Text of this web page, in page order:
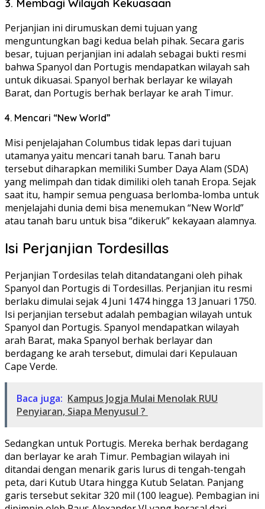
3. Membagi Wilayah Kekuasaan
Perjanjian ini dirumuskan demi tujuan yang
menguntungkan bagi kedua belah pihak. Secara garis
besar, tujuan perjanjian ini adalah sebagai bukti resmi
bahwa Spanyol dan Portugis mendapatkan wilayah sah
untuk dikuasai. Spanyol berhak berlayar ke wilayah
Barat, dan Portugis berhak berlayar ke arah Timur.
4. Mencari “New World”
Misi penjelajahan Columbus tidak lepas dari tujuan
utamanya yaitu mencari tanah baru. Tanah baru
tersebut diharapkan memiliki Sumber Daya Alam (SDA)
yang melimpah dan tidak dimiliki oleh tanah Eropa. Sejak
saat itu, hampir semua penguasa berlomba-lomba untuk
menjelajahi dunia demi bisa menemukan “New World”
atau tanah baru untuk bisa “dikeruk” kekayaan alamnya.
Isi Perjanjian Tordesillas
Perjanjian Tordesilas telah ditandatangani oleh pihak
Spanyol dan Portugis di Tordesillas. Perjanjian itu resmi
berlaku dimulai sejak 4 Juni 1474 hingga 13 Januari 1750.
Isi perjanjian tersebut adalah pembagian wilayah untuk
Spanyol dan Portugis. Spanyol mendapatkan wilayah
arah Barat, maka Spanyol berhak berlayar dan
berdagang ke arah tersebut, dimulai dari Kepulauan
Cape Verde.
Baca juga: Kampus Jogja Mulai Menolak RUU
Penyiaran, Siapa Menyusul ?
Sedangkan untuk Portugis. Mereka berhak berdagang
dan berlayar ke arah Timur. Pembagian wilayah ini
ditandai dengan menarik garis lurus di tengah-tengah
peta, dari Kutub Utara hingga Kutub Selatan. Panjang
garis tersebut sekitar 320 mil (100 league). Pembagian ini